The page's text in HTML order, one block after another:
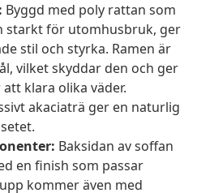
Byggd med poly rattan som
starkt för utomhusbruk, ger
stil och styrka. Ramen är
vilket skyddar den och ger
klara olika väder.
akaciaträ ger en naturlig
Baksidan av soffan
en finish som passar
kommer även med